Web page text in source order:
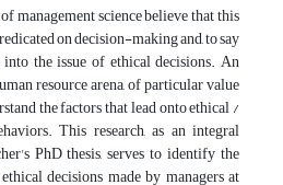
management science believe that this
on decision-making and, to say
the issue of ethical decisions. An
resource arena, of particular value
the factors that lead onto ethical /
This research, as an integral
PhD thesis, serves to identify the
decisions made by managers at